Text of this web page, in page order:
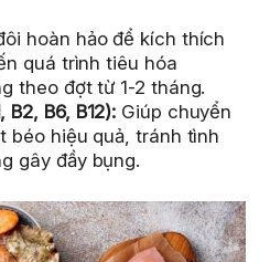
hoàn hảo để kích thích
quá trình tiêu hóa
theo đợt từ 1-2 tháng.
B2, B6, B12): Giúp chuyển
béo hiệu quả, tránh tình
gây đầy bụng.